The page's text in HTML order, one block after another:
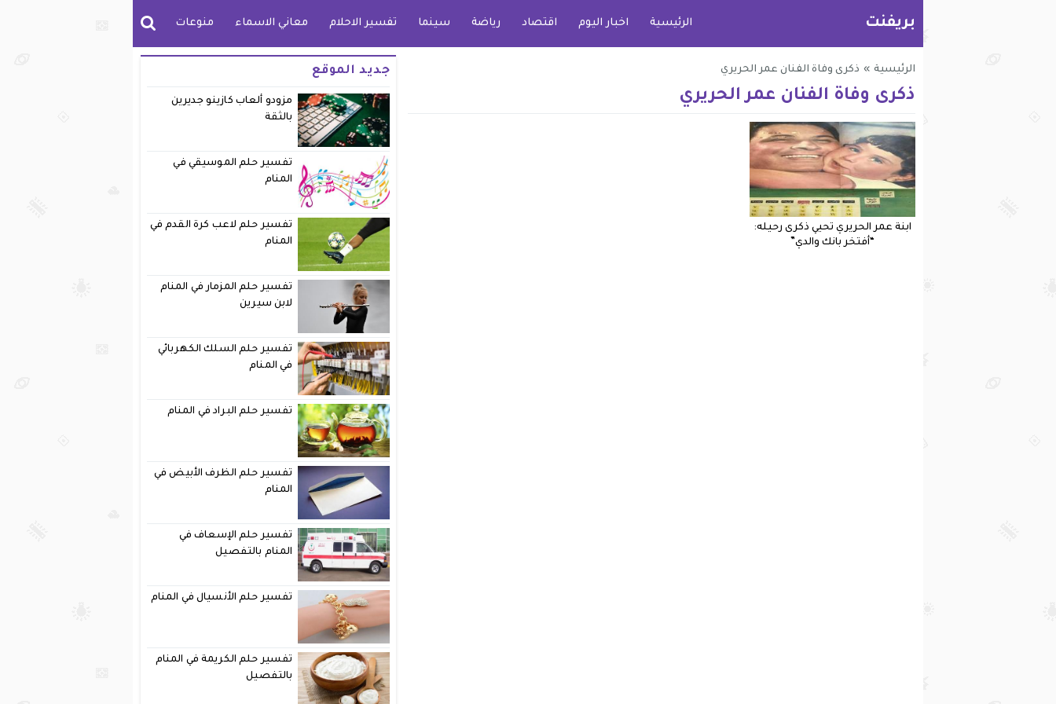
بريفنت الرئيسية اخبار اليوم اقتصاد رياضة سينما تفسير الاحلام معاني الاسماء منوعات
الرئيسية » ذكرى وفاة الفنان عمر الحريري
ذكرى وفاة الفنان عمر الحريري
ابنة عمر الحريري تحيي ذكرى رحيله:
“أفتخر بانك والدي”
جديد الموقع
مزودو ألعاب كازينو جديرين
بالثقة
تفسير حلم الموسيقي في
المنام
تفسير حلم لاعب كرة القدم في
المنام
تفسير حلم المزمار في المنام
لابن سيرين
تفسير حلم السلك الكهربائي
في المنام
تفسير حلم البراد في المنام
تفسير حلم الظرف الأبيض في
المنام
تفسير حلم الإسعاف في
المنام بالتفصيل
تفسير حلم الأنسيال في المنام
تفسير حلم الكريمة في المنام
بالتفصيل